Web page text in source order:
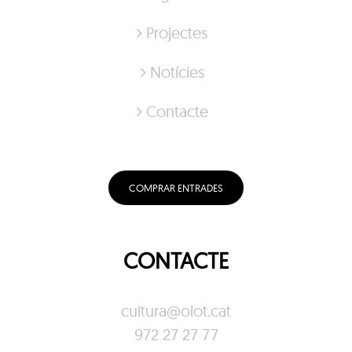
Projectes
Notícies
Contacte
COMPRAR ENTRADES
CONTACTE
cultura@olot.cat
972 27 27 77